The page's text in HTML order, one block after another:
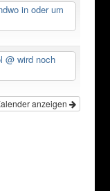
in oder um
@ wird noch
anzeigen